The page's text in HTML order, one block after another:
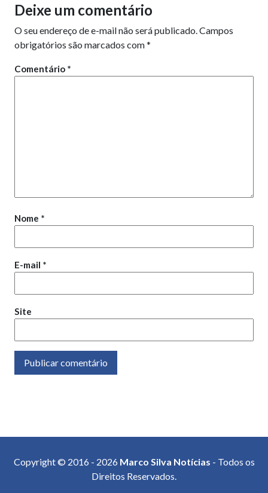
Deixe um comentário
O seu endereço de e-mail não será publicado.Campos
obrigatórios são marcados com*
Comentário *
Nome *
E-mail *
Site
Copyright © 2016 - 2026 Marco Silva Notícias - Todos os
Direitos Reservados.